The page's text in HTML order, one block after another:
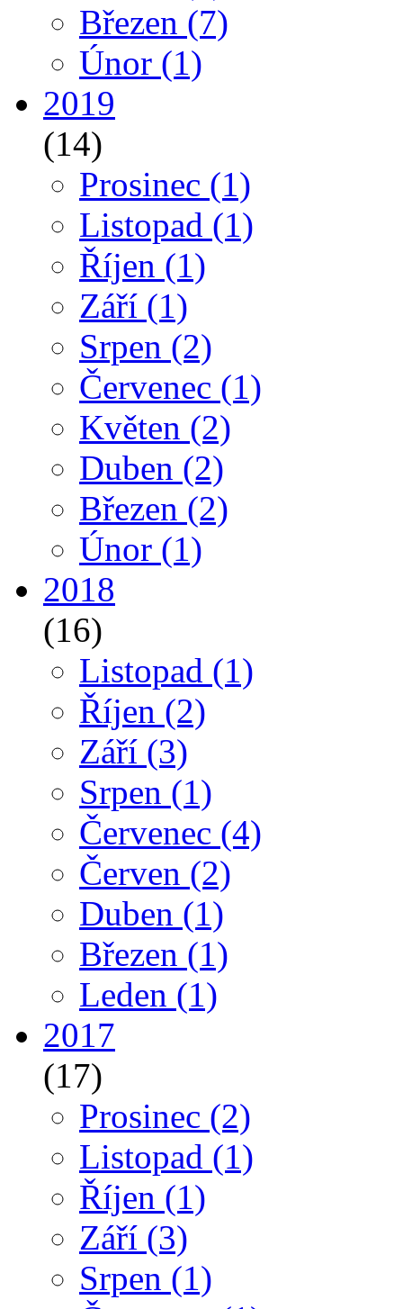
Březen (7)
Únor (1)
2019
(14)
Prosinec (1)
Listopad (1)
Říjen (1)
Září (1)
Srpen (2)
Červenec (1)
Květen (2)
Duben (2)
Březen (2)
Únor (1)
2018
(16)
Listopad (1)
Říjen (2)
Září (3)
Srpen (1)
Červenec (4)
Červen (2)
Duben (1)
Březen (1)
Leden (1)
2017
(17)
Prosinec (2)
Listopad (1)
Říjen (1)
Září (3)
Srpen (1)